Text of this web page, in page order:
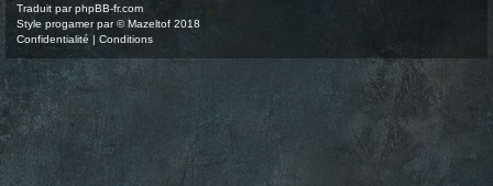
Traduit parphpBB-fr.com
Style progamerpar ©Mazeltof 2018
Confidentialité | Conditions